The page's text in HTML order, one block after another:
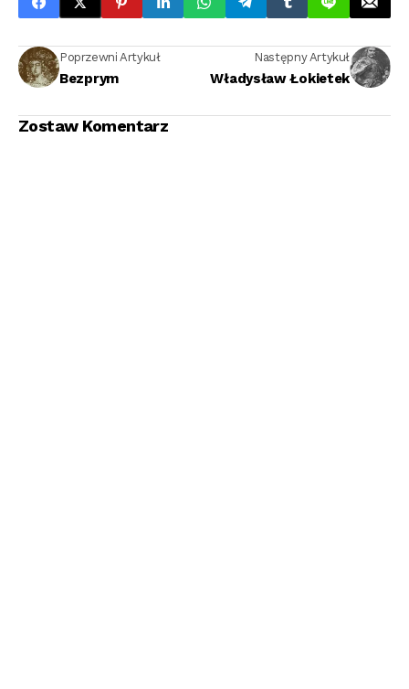
Poprzewni Artykuł
Bezprym
Następny Artykuł
Władysław Łokietek
Zostaw Komentarz